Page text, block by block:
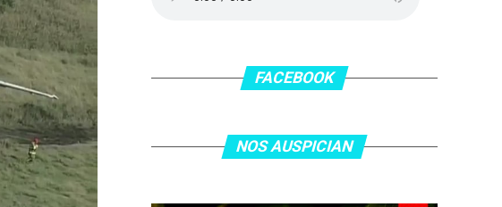
FACEBOOK
NOS AUSPICIAN